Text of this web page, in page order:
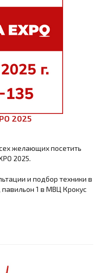
2025
желающих посетить
2025.
и подбор техники в
павильон 1 в МВЦ Крокус